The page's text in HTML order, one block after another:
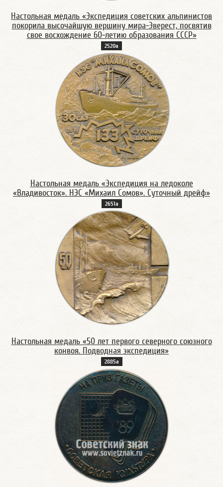
Настольная медаль «Экспедиция советских альпинистов
покорила высочайшую вершину мира-Эверест, посвятив
свое восхождение 60-летию образования СССР»
2520а
Настольная медаль «Экспедиция на ледоколе
«Владивосток». НЭС «Михаил Сомов». Суточный дрейф»
2651а
Настольная медаль «50 лет первого северного союзного
конвоя. Подводная экспедиция»
2885а